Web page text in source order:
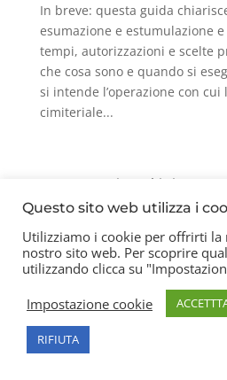
In breve: questa guida
esumazione e estumulazione
tempi, autorizzazioni e scelte
che cosa sono e quando si
si intende l’operazione con cui
cimiteriale...
Contatti Chi siamo
Copyright 2026 © Frigerio
Questo sito web utilizza i
Utilizziamo i cookie per offrirti la
nostro sito web. Per scoprire
utilizzando clicca su
Impostazione cookie
RIFIUTA